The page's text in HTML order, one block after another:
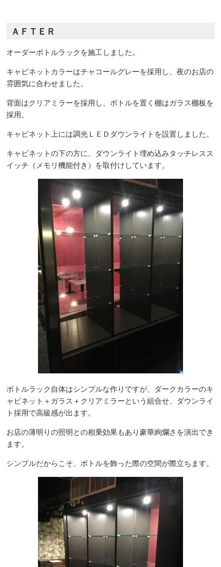
ＡＦＴＥＲ
オーダーボトルラックを施工しました。
キャビネットカラーはチャコールグレーを採用し、夜のお店の
雰囲気に合わせました。
背面はクリアミラーを採用し、ボトルを置く棚はガラス棚板を
採用。
キャビネット上には調光ＬＥＤダウンライトを設置しました。
キャビネットの下の方に、ダウンライト埋め込みタッチレスス
イッチ（メモリ機能付き）を取付けしています。
ボトルラック自体はシンプルな作りですが、ダークカラーのキ
ャビネット＋ガラス＋クリアミラーという組合せ、ダウンライ
ト採用で高級感が出ます。
お店の薄明りの照明との相乗効果もあり豪華絢爛さを演出でき
ます。
シンプルだからこそ、ボトルを飾った際の空間が際立ちます。